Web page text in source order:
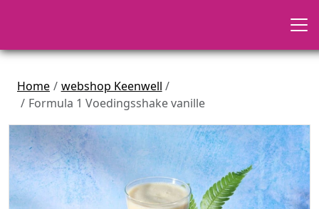
Home
webshop Keenwell
Formula 1 Voedingsshake vanille